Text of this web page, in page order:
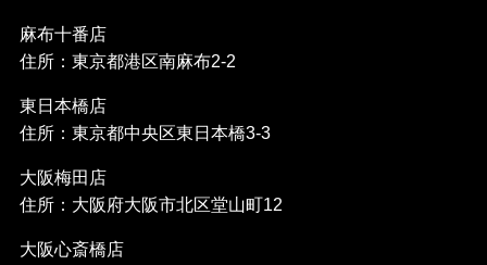
麻布十番店
住所：東京都港区南麻布2-2
東日本橋店
住所：東京都中央区東日本橋3-3
大阪梅田店
住所：大阪府大阪市北区堂山町12
大阪心斎橋店